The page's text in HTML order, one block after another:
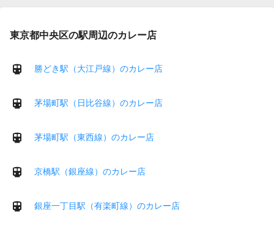
東京都中央区の駅周辺のカレー店
勝どき駅（大江戸線）のカレー店
茅場町駅（日比谷線）のカレー店
茅場町駅（東西線）のカレー店
京橋駅（銀座線）のカレー店
銀座一丁目駅（有楽町線）のカレー店